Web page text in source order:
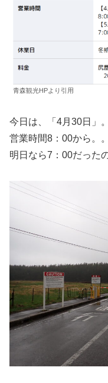
青森観光HPより引用
今日は、「4月30日」。
営業時間8：00から。。
明日なら7：00だった